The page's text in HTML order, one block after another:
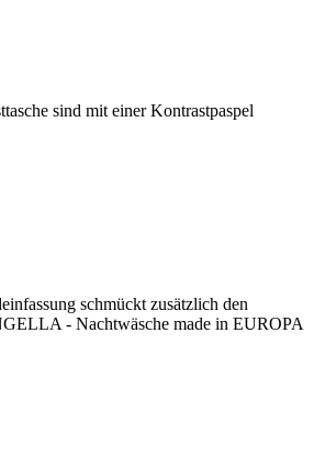
sind mit einer Kontrastpaspel
schmückt zusätzlich den
- Nachtwäsche made in EUROPA